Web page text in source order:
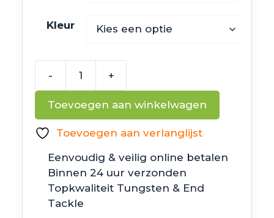
Kleur
-
Trick
+
Toevoegen aan winkelwagen
Toevoegen aan verlanglijst
Eenvoudig & veilig online betalen
Binnen 24 uur verzonden
Topkwaliteit Tungsten & End
Tackle